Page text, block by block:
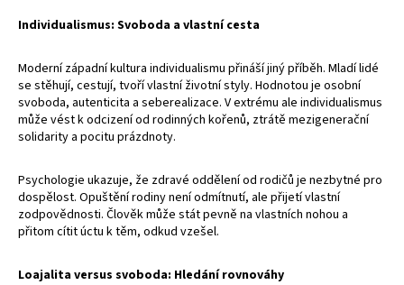
Individualismus: Svoboda a vlastní cesta
Moderní západní kultura individualismu přináší jiný příběh. Mladí lidé
se stěhují, cestují, tvoří vlastní životní styly. Hodnotou je osobní
svoboda, autenticita a seberealizace. V extrému ale individualismus
může vést k odcizení od rodinných kořenů, ztrátě mezigenerační
solidarity a pocitu prázdnoty.
Psychologie ukazuje, že zdravé oddělení od rodičů je nezbytné pro
dospělost. Opuštění rodiny není odmítnutí, ale přijetí vlastní
zodpovědnosti. Člověk může stát pevně na vlastních nohou a
přitom cítit úctu k těm, odkud vzešel.
Loajalita versus svoboda: Hledání rovnováhy